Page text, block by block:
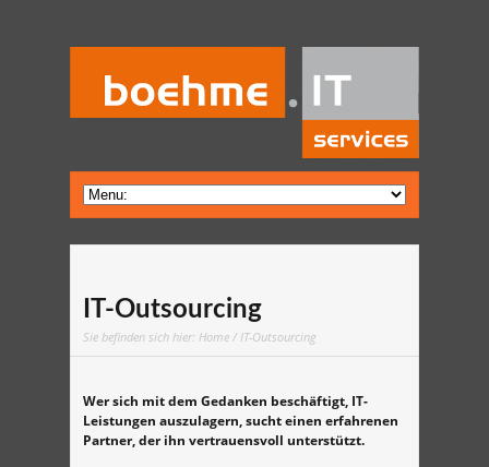
IT-Outsourcing
Sie befinden sich hier: Home / IT-Outsourcing
Wer sich mit dem Gedanken beschäftigt, IT-
Leistungen auszulagern, sucht einen erfahrenen
Partner, der ihn vertrauensvoll unterstützt.